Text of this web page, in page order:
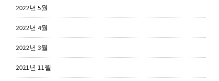
2022년 5월
2022년 4월
2022년 3월
2021년 11월